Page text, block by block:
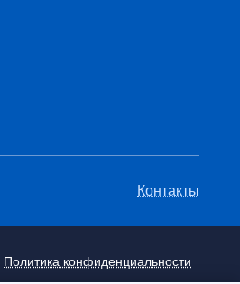
Контакты
Политика конфиденциальности